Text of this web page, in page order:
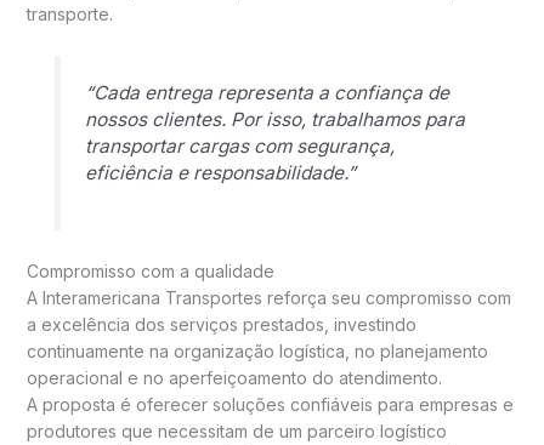
transporte.
“Cada entrega representa a confiança de
nossos clientes. Por isso, trabalhamos para
transportar cargas com segurança,
eficiência e responsabilidade.”
Compromisso com a qualidade
A Interamericana Transportes reforça seu compromisso com
a excelência dos serviços prestados, investindo
continuamente na organização logística, no planejamento
operacional e no aperfeiçoamento do atendimento.
A proposta é oferecer soluções confiáveis para empresas e
produtores que necessitam de um parceiro logístico